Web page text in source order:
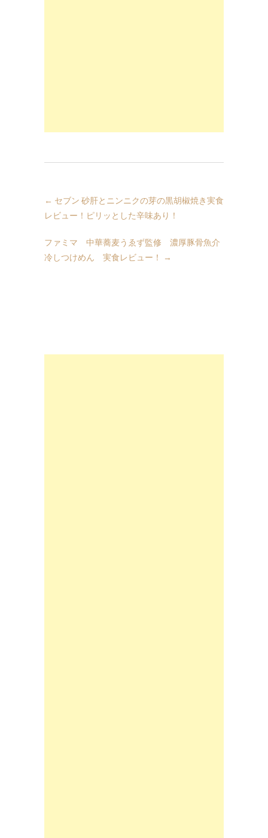
← セブン 砂肝とニンニクの芽の黒胡椒焼き実食
レビュー！ピリッとした辛味あり！
ファミマ 中華蕎麦うゑず監修 濃厚豚骨魚介
冷しつけめん 実食レビュー！
→